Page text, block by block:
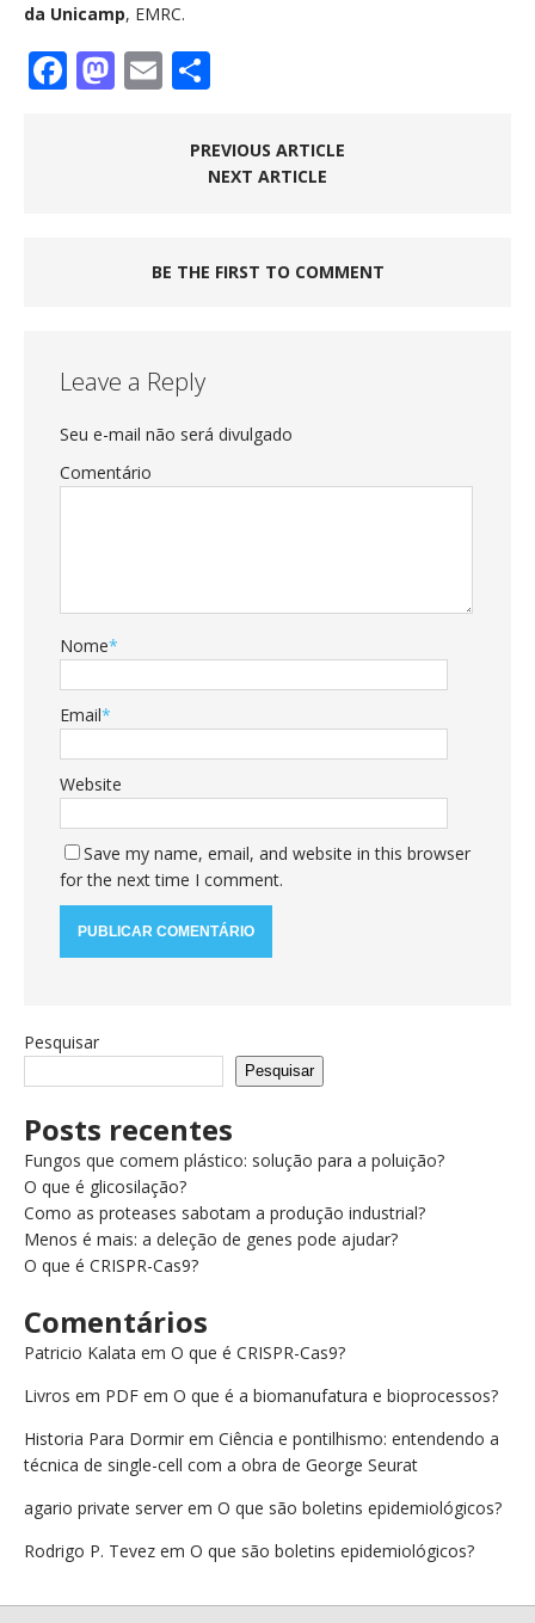
da Unicamp, EMRC.
F M E
ai a
re
PREVIOUS ARTICLE
NEXT ARTICLE
BE THE FIRST TO COMMENT
Leave a Reply
Seu e-mail não será divulgado
Comentário
Nome*
Email*
Website
Save my name, email, and website in this browser
for the next time I comment.
Pesquisar
Pesquisar
Posts recentes
Fungos que comem plástico: solução para a poluição?
O que é glicosilação?
Como as proteases sabotam a produção industrial?
Menos é mais: a deleção de genes pode ajudar?
O que é CRISPR-Cas9?
Comentários
Patricio Kalata em O que é CRISPR-Cas9?
Livros em PDF em O que é a biomanufatura e bioprocessos?
Historia Para Dormir em Ciência e pontilhismo: entendendo a
técnica de single-cell com a obra de George Seurat
agario private server em O que são boletins epidemiológicos?
Rodrigo P. Tevez em O que são boletins epidemiológicos?